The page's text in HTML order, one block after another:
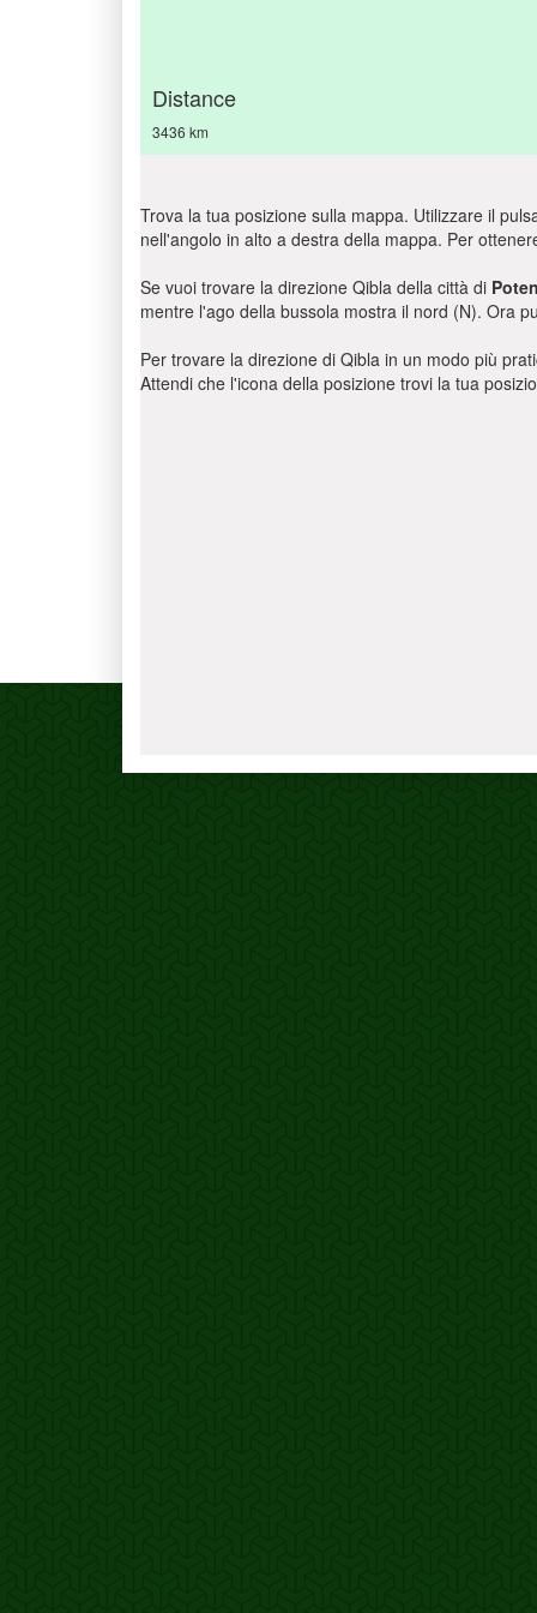
Distance
3436 km
Trova la tua posizione sulla mappa. Utilizzare il
nell'angolo in alto a destra della mappa. Per
Se vuoi trovare la direzione Qibla della città di
mentre l'ago della bussola mostra il nord (N). Ora
Per trovare la direzione di Qibla in un modo più
Attendi che l'icona della posizione trovi la tua